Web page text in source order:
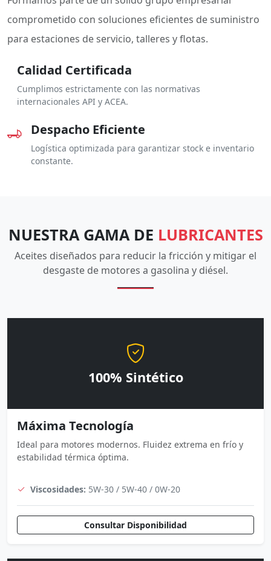
comprometido con soluciones eficientes de suministro
para estaciones de servicio, talleres y flotas.
Calidad Certificada
Cumplimos estrictamente con las normativas
internacionales API y ACEA.
Despacho Eficiente
Logística optimizada para garantizar stock e inventario
constante.
NUESTRA GAMA DE LUBRICANTES
Aceites diseñados para reducir la fricción y mitigar el
desgaste de motores a gasolina y diésel.
100% Sintético
Máxima Tecnología
Ideal para motores modernos. Fluidez extrema en frío y
estabilidad térmica óptima.
Viscosidades: 5W-30 / 5W-40 / 0W-20
Consultar Disponibilidad